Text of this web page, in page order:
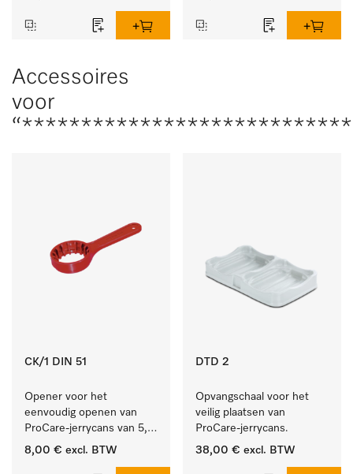
bestek en glazen.
Accessoires
voor
CK/1 DIN 51
Opener voor het
eenvoudig openen van
ProCare-jerrycans van 5,
10 en 20 l.
8,00 € excl. BTW
DTD 2
Opvangschaal voor het
veilig plaatsen van
ProCare-jerrycans.
38,00 € excl. BTW